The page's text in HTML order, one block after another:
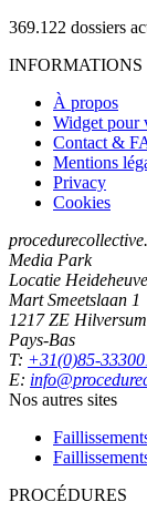
369.122 dossiers
INFORMATIONS
À propos
Widget pour
Contact &
Mentions
Privacy
Cookies
Media Park
Locatie
Mart Smeetslaan 1
1217 ZE Hilversum
Pays-Bas
T: +31(0)85-
E:
Nos autres sites
PROCÉDURES